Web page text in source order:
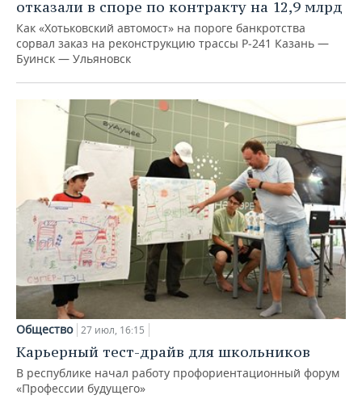
отказали в споре по контракту на 12,9 млрд
Как «Хотьковский автомост» на пороге банкротства
сорвал заказ на реконструкцию трассы Р‑241 Казань —
Буинск — Ульяновск
Общество 27 июл, 16:15
Карьерный тест-драйв для школьников
В республике начал работу профориентационный форум
«Профессии будущего»